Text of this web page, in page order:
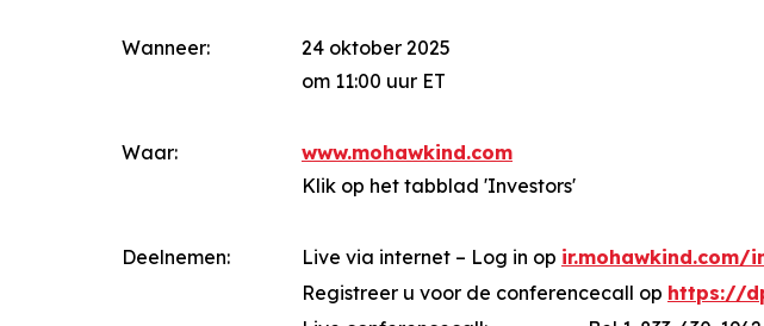
Wanneer:
24 oktober 2025
om 11:00 uur ET
Waar:
www.mohawkind.com
Klik op het tabblad 'Investors'
Deelnemen: Live via internet – Log in op ir.mohawkind.com/
Registreer u voor de conferencecall op https://